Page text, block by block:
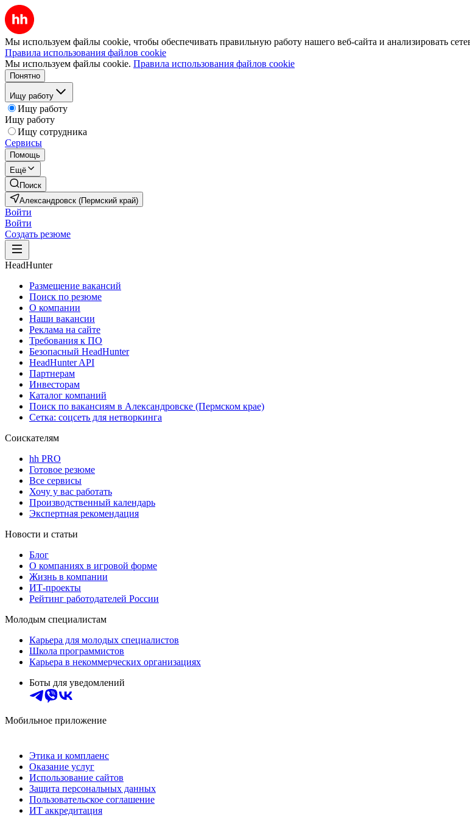
Мы используем файлы cookie, чтобы обеспечивать правильную работу нашего веб-сайта и анализировать
Правила использования файлов cookie
Мы используем файлы cookie. Правила использования файлов cookie
Понятно
Ищу работу
Ищу работу
Ищу работу
Ищу сотрудника
Сервисы
Помощь
Ещё
Поиск
Александровск (Пермский край)
Войти
Войти
Создать резюме
HeadHunter
Размещение вакансий
Поиск по резюме
О компании
Наши вакансии
Реклама на сайте
Требования к ПО
Безопасный HeadHunter
HeadHunter API
Партнерам
Инвесторам
Каталог компаний
Поиск по вакансиям в Александровске (Пермском крае)
Сетка: соцсеть для нетворкинга
Соискателям
hh PRO
Готовое резюме
Все сервисы
Хочу у вас работать
Производственный календарь
Экспертная рекомендация
Новости и статьи
Блог
О компаниях в игровой форме
Жизнь в компании
ИТ-проекты
Рейтинг работодателей России
Молодым специалистам
Карьера для молодых специалистов
Школа программистов
Карьера в некоммерческих организациях
Боты для уведомлений
Мобильное приложение
Этика и комплаенс
Оказание услуг
Использование сайтов
Защита персональных данных
Пользовательское соглашение
ИТ аккредитация